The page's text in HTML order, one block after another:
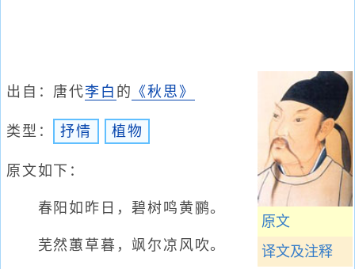
原文
译文及注释
出自：唐代李白 的 《秋思》
类型： 抒情 植物
原文如下：
春阳如昨日，碧树鸣黄鹂。
芜然蕙草暮，飒尔凉风吹。